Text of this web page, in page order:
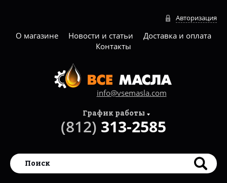
Авторизация
О магазине Новости и статьи
Доставка и оплата
Контакты
info@vsemasla.com
График работы
(812) 313-2585